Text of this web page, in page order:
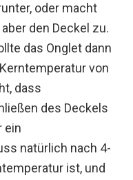
oder macht
den Deckel zu.
das Onglet dann
von
dass
des Deckels
ein
natürlich nach 4-
ist, und